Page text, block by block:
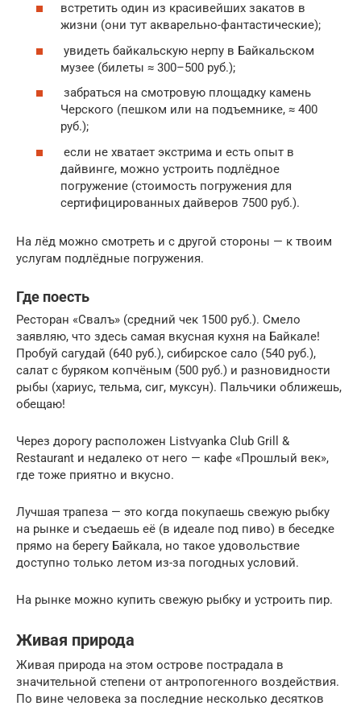
встретить один из красивейших закатов в
жизни (они тут акварельно-фантастические);
увидеть байкальскую нерпу в Байкальском
музее (билеты ≈ 300–500 руб.);
забраться на смотровую площадку камень
Черского (пешком или на подъемнике, ≈ 400
руб.);
если не хватает экстрима и есть опыт в
дайвинге, можно устроить подлёдное
погружение (стоимость погружения для
сертифицированных дайверов 7500 руб.).
На лёд можно смотреть и с другой стороны — к твоим
услугам подлёдные погружения.
Где поесть
Ресторан «Свалъ» (средний чек 1500 руб.). Смело
заявляю, что здесь самая вкусная кухня на Байкале!
Пробуй сагудай (640 руб.), сибирское сало (540 руб.),
салат с буряком копчёным (500 руб.) и разновидности
рыбы (хариус, тельма, сиг, муксун). Пальчики оближешь,
обещаю!
Через дорогу расположен Listvyanka Club Grill &
Restaurant и недалеко от него — кафе «Прошлый век»,
где тоже приятно и вкусно.
Лучшая трапеза — это когда покупаешь свежую рыбку
на рынке и съедаешь её (в идеале под пиво) в беседке
прямо на берегу Байкала, но такое удовольствие
доступно только летом из-за погодных условий.
На рынке можно купить свежую рыбку и устроить пир.
Живая природа
Живая природа на этом острове пострадала в
значительной степени от антропогенного воздействия.
По вине человека за последние несколько десятков